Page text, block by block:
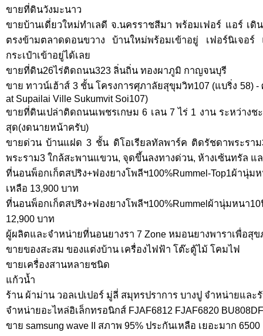
ขายที่ดินวังมะนาว
ขายบ้านเดี่ยวใหม่ทำเลดี จ.นครราชสีมา พร้อมเฟอร์ แอร์ เ
ตรงข้ามตลาดดอนขวาง บ้านใหม่พร้อมเข้าอยู่ เฟอร์นิเจ
กระเป๋าเข้าอยู่ได้เลย
ขายที่ดิน26ไร่ติดถนน323 ลิ่นถิ่น ทองผาภูมิ กาญจนบุรี
ขาย ทาวน์เฮ้าส์ 3 ชั้น โครงการศุภาลัยสุขุมวิท107 (แบริ่ง 58) -
at Supailai Ville Sukumvit Soi107)
ขายที่ดินเปล่าติดถนนเพชรเกษม 6 เลน 7 ไร่ 1 งาน ระหว่าง
สุด(งดนายหน้าครับ)
ขายด่วน บ้านแฝด 3 ชั้น ดิโอเรียลทัลพาร์ค ติดรัชดาพระรา
พระราม3 ใกล้สะพานแขวน, จุดขึ้นลงทางด่วน, ห้างเซ้นทรัล แ
ที่นอนพ็อกเก็ตสปริง+ฟองยางโพลีฯ100%Rummel-Top1ผ้า
เหลือ 13,900 บาท
ที่นอนพ็อกเก็ตสปริง+ฟองยางโพลีฯ100%Rummelผ้านุ่มหนา
12,900 บาท
ผู้ผลิตและจำหน่ายที่นอนยางรา 7 Zone หมอนยางพาราเพื่อสุข
ขายของสะสม ของแต่งบ้าน เครื่องไฟฟ้า โต๊ะตู้ไม้ โคมไฟ
ขายเครื่องสานหลายชนิด
แก้วน้ำ
ร้าน ผ้าม่าน วอลเปเปอร์ มู่ลี่ สมุทรปราการ บางปู จำหน่ายและ
จำหน่ายอะไหล่อิเล็กทรอนิกส์ FJAF6812 FJAF6820
ขาย samsung wave II สภาพ 95% ประกันเหลือ เยอะมาก 6500